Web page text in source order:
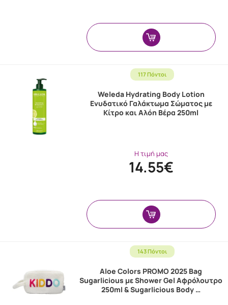
117 Πόντοι
Weleda Hydrating Body Lotion
Ενυδατικό Γαλάκτωμα Σώματος με
Κίτρο και Αλόη Βέρα 250ml
Η τιμή μας
14.55€
143 Πόντοι
Aloe Colors PROMO 2025 Bag
Sugarlicious με Shower Gel Αφρόλουτρο
250ml & Sugarlicious Body …